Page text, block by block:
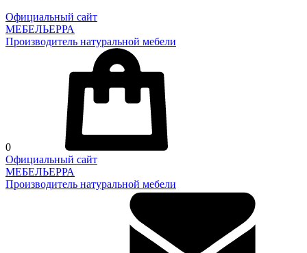
Официальный сайт
МЕБЕЛЬЕРРА
Производитель натуральной мебели
0
Официальный сайт
МЕБЕЛЬЕРРА
Производитель натуральной мебели